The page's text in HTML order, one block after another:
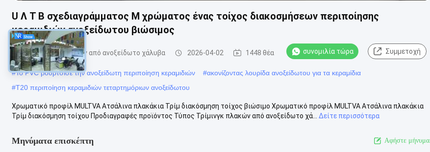
U Λ Τ Β σχεδιαγράμματος Μ χρώματος ένας τοίχος διακοσμήσεων περιποίησης
κεραμιδιών ανοξείδωτου βιώσιμος
επένδυση πλακιδίων από ανοξείδωτο χάλυβα 2026-04-02 1448 θέα συνομιλία τώρα Συμμετοχή
#Το PVC βούρτσισε την ανοξείδωτη περιποίηση κεραμιδιών #ακονίζοντας λουρίδα ανοξείδωτου για τα κεραμίδια
#T20 περιποίηση κεραμιδιών τεταρτημόριων ανοξείδωτου
Χρωματικό προφίλ MULTVA Ατσάλινα πλακάκια Τρίμ διακόσμηση τοίχος βιώσιμο Χρωματικό προφίλ MULTVA Ατσάλινα πλακάκια
Τρίμ διακόσμηση τοίχου Προδιαγραφές προϊόντος Τύπος Τρίμινγκ πλακών από ανοξείδωτο χά...
Δείτε περισσότερα
Μηνύματα επισκέπτη Αφήστε μήνυμα.